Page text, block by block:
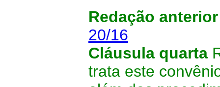
Redação
20/16
Cláusula quarta
trata este